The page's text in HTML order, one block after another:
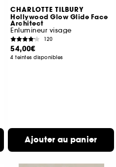
CHARLOTTE TILBURY
Hollywood Glow Glide Face
Architect
Enlumineur visage
120
54,00€
4 teintes disponibles
Ajouter au panier